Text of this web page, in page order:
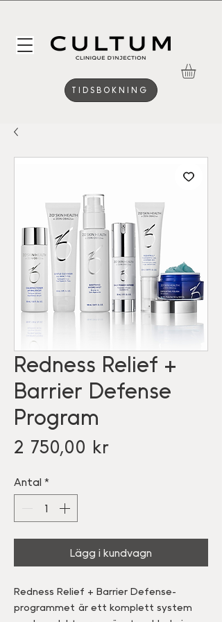
TIDSBOKNING
Redness Relief +
Barrier Defense
Program
2 750,00 krPris
Antal *
Lägg i kundvagn
Redness Relief + Barrier Defense-
programmet är ett komplett system